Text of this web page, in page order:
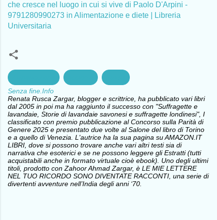
che cresce nel luogo in cui si vive di Paolo D'Arpini -
9791280990273 in Alimentazione e diete | Libreria
Universitaria
Senza fine.Info
Renata Rusca Zargar, blogger e scrittrice, ha pubblicato vari libri
dal 2005 in poi ma ha raggiunto il successo con "Suffragette e
lavandaie, Storie di lavandaie savonesi e suffragette londinesi", I
classificato con premio pubblicazione al Concorso sulla Parità di
Genere 2025 e presentato due volte al Salone del libro di Torino
e a quello di Venezia. L'autrice ha la sua pagina su AMAZON.IT
LIBRI, dove si possono trovare anche vari altri testi sia di
narrativa che esoterici e se ne possono leggere gli Estratti (tutti
acquistabili anche in formato virtuale cioè ebook). Uno degli ultimi
titoli, prodotto con Zahoor Ahmad Zargar, è LE MIE LETTERE
NEL TUO RICORDO SONO DIVENTATE RACCONTI, una serie di
divertenti avventure nell’India degli anni ‘70.